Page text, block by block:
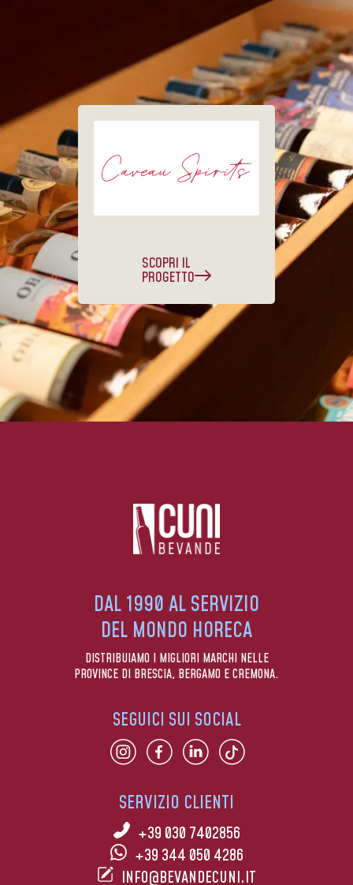
SCOPRI IL
PROGETTO
DAL 1990 AL SERVIZIO
DEL MONDO HORECA
DISTRIBUIAMO I MIGLIORI MARCHI NELLE
PROVINCE DI BRESCIA, BERGAMO E CREMONA.
SERVIZIO CLIENTI
+39 030 7402856
+39 344 050 4286
INFO@BEVANDECUNI.IT
SEGUICI SUI SOCIAL